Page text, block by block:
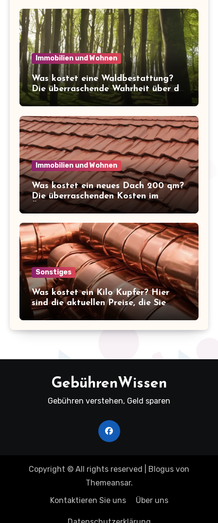
Immobilien und Wohnen
Was kostet eine Waldbestattung?
Die überraschende Wahrheit über die
Kosten der letzten Ruhe
Immobilien und Wohnen
Was kostet ein neues Dach 200 qm?
Die überraschenden Kosten im
Überblick!
Sonstiges
Was kostet ein Kilo Kupfer? Hier
sind die aktuellen Preise, die Sie
kennen sollten!
GebührenWissen
Gebühren verstehen, Geld sparen
Copyright © All rights reserved Blogus von
Themeansar.
Kontaktieren Sie uns
Über uns